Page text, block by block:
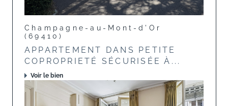
Champagne-au-Mont-d'Or
(69410)
APPARTEMENT DANS PETITE
COPROPRIETÉ SÉCURISÉE À...
Voir le bien